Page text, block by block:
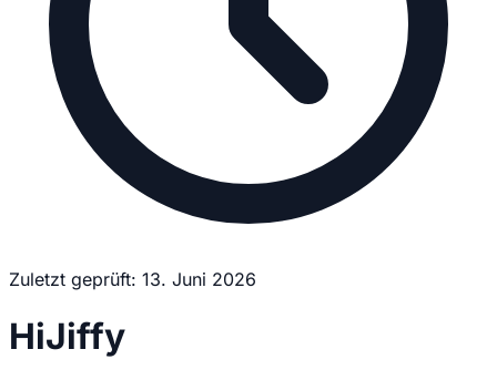
Zuletzt geprüft: 13. Juni 2026
HiJiffy